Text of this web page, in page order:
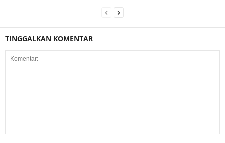
TINGGALKAN KOMENTAR